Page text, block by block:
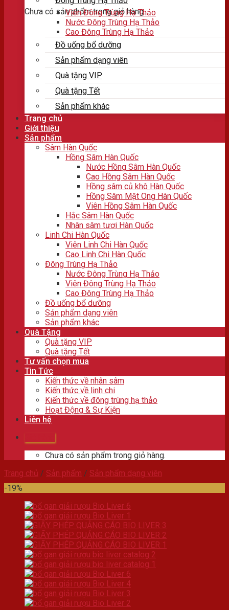
Chưa có sản phẩm trong giỏ hàng.
Viên Đông Trùng Hạ Thảo
Nước Đông Trùng Hạ Thảo
Cao Đông Trùng Hạ Thảo
Đồ uống bổ dưỡng
Sản phẩm dạng viên
Quà tặng VIP
Quà tặng Tết
Sản phẩm khác
Trang chủ
Giới thiệu
Sản phẩm
Sâm Hàn Quốc
Hồng Sâm Hàn Quốc
Nước Hồng Sâm Hàn Quốc
Cao Hồng Sâm Hàn Quốc
Hồng sâm củ khô Hàn Quốc
Hồng Sâm Mật Ong Hàn Quốc
Viên Hồng Sâm Hàn Quốc
Hắc Sâm Hàn Quốc
Nhân sâm tươi Hàn Quốc
Linh Chi Hàn Quốc
Viên Linh Chi Hàn Quốc
Cao Linh Chi Hàn Quốc
Đông Trùng Hạ Thảo
Nước Đông Trùng Hạ Thảo
Viên Đông Trùng Hạ Thảo
Cao Đông Trùng Hạ Thảo
Đồ uống bổ dưỡng
Sản phẩm dạng viên
Sản phẩm khác
Quà Tặng
Quà tặng VIP
Quà tặng Tết
Tư vấn chọn mua
Tin Tức
Kiến thức về nhân sâm
Kiến thức về linh chi
Kiến thức về đông trùng hạ thảo
Hoạt Động & Sự Kiện
Liên hệ
Chưa có sản phẩm trong giỏ hàng.
Trang chủ / Sản phẩm / Sản phẩm dạng viên
-19%